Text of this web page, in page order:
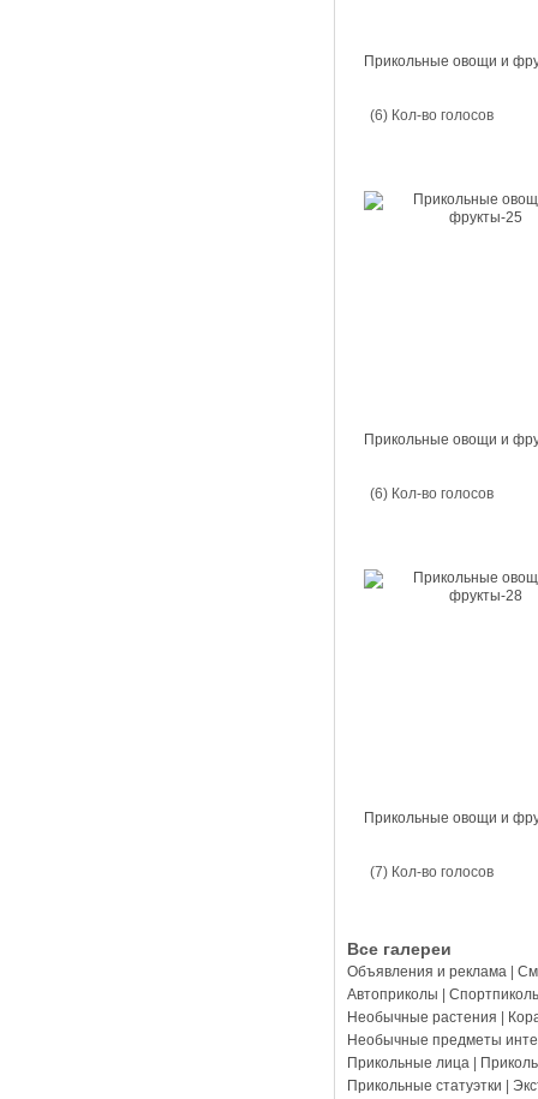
Прикольные овощи и
(6) Кол-во голосов
Прикольные овощи и
(6) Кол-во голосов
Прикольные овощи и
(7) Кол-во голосов
Все галереи
Объявления и реклама
Автоприколы
Необычные растения
Необычные предметы
Прикольные лица
Прикольные статуэтки